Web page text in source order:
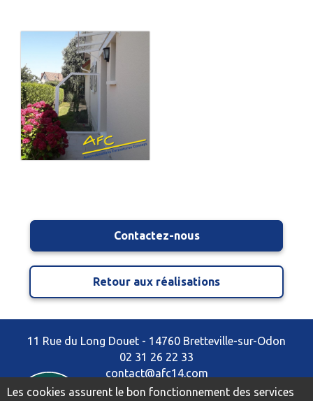
Contactez-nous
Retour aux réalisations
11 Rue du Long Douet - 14760 Bretteville-sur-Odon
02 31 26 22 33
contact@afc14.com
Les cookies assurent le bon fonctionnement des services